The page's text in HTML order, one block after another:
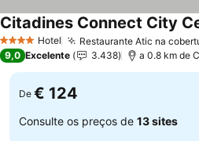
4 EstrelasHotel Restaurante Atic na
Citadines Connect City
9,0 Excelente 3.438 a 0.8 km de
De € 124
Consulte os preços de 13 sites